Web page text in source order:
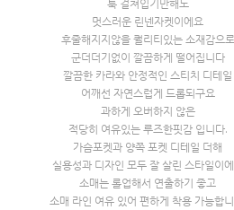
툭 걸쳐입기만해도
멋스러운 린넨자켓이에요
후줄해지지않을 퀄리티있는 소재감으로
군더더기없이 깔끔하게 떨어집니다
깔끔한 카라와 안정적인 스티치 디테일
어깨선 자연스럽게 드롭되구요
과하게 오버하지 않은
적당히 여유있는 루즈한핏감 입니다.
가슴포켓과 양쪽 포켓 디테일 더해
실용성과 디자인 모두 잘 살린 스타일이
소매는 롤업해서 연출하기 좋고
소매 라인 여유 있어 편하게 착용 가능합